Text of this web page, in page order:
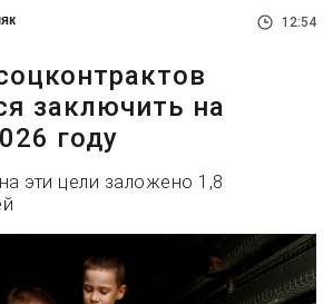
12:54
заключить на
году
эти цели заложено 1,8